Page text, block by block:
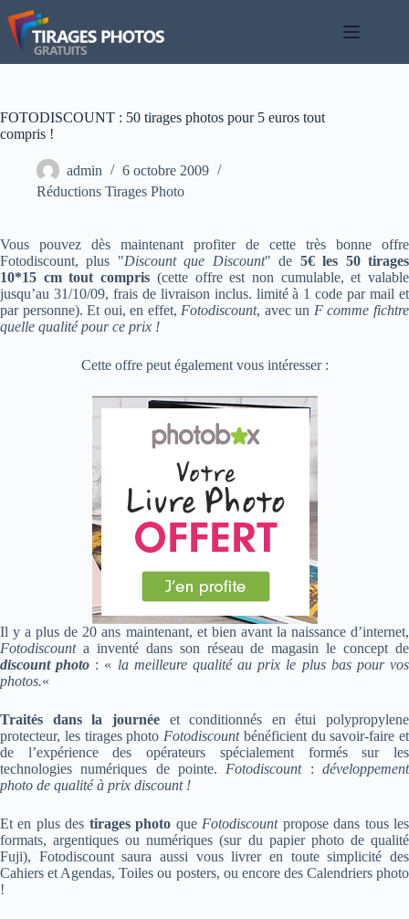
Passer
au
contenu
FOTODISCOUNT : 50 tirages photos pour 5 euros tout
compris !
admin
6 octobre 2009
Réductions Tirages Photo
Vous pouvez dès maintenant profiter de cette très bonne offre
Fotodiscount, plus "Discount que Discount" de 5€ les 50 tirages
10*15 cm tout compris (cette offre est non cumulable, et valable
jusqu’au 31/10/09, frais de livraison inclus. limité à 1 code par mail et
par personne). Et oui, en effet, Fotodiscount, avec un F comme fichtre
quelle qualité pour ce prix !
Cette offre peut également vous intéresser :
Il y a plus de 20 ans maintenant, et bien avant la naissance d’internet,
Fotodiscounta inventé dans son réseau de magasin le concept de
discount photo : « la meilleure qualité au prix le plus bas pour vos
photos.«
Traités dans la journéeet conditionnés en étui polypropylene
protecteur, les tirages photo Fotodiscountbénéficient du savoir-faire et
de l’expérience des opérateurs spécialement formés sur les
technologies numériques de pointe. Fotodiscount:développement
photo de qualité à prix discount !
Et en plus des tirages photo que Fotodiscountpropose dans tous les
formats, argentiques ou numériques (sur du papier photo de qualité
Fuji), Fotodiscount saura aussi vous livrer en toute simplicité des
Cahiers et Agendas, Toiles ou posters, ou encore des Calendriers photo
!